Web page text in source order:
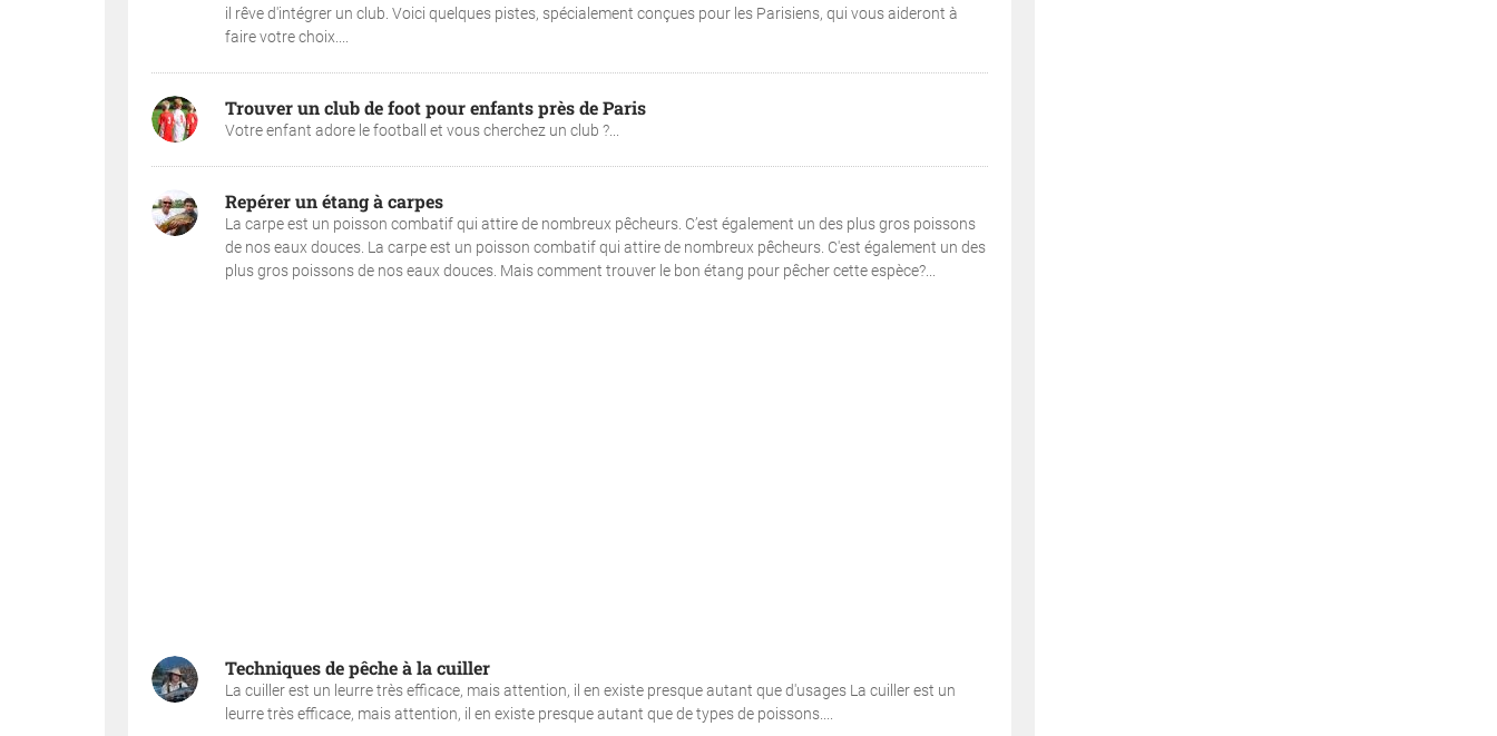
il rêve d'intégrer un club. Voici quelques pistes, spécialement conçues pour les Parisiens, qui vous aideront à
faire votre choix....
Trouver un club de foot pour enfants près de Paris
Votre enfant adore le football et vous cherchez un club ?...
Repérer un étang à carpes
La carpe est un poisson combatif qui attire de nombreux pêcheurs. C’est également un des plus gros poissons
de nos eaux douces. La carpe est un poisson combatif qui attire de nombreux pêcheurs. C'est également un des
plus gros poissons de nos eaux douces. Mais comment trouver le bon étang pour pêcher cette espèce?...
Techniques de pêche à la cuiller
La cuiller est un leurre très efficace, mais attention, il en existe presque autant que d'usages La cuiller est un
leurre très efficace, mais attention, il en existe presque autant que de types de poissons....